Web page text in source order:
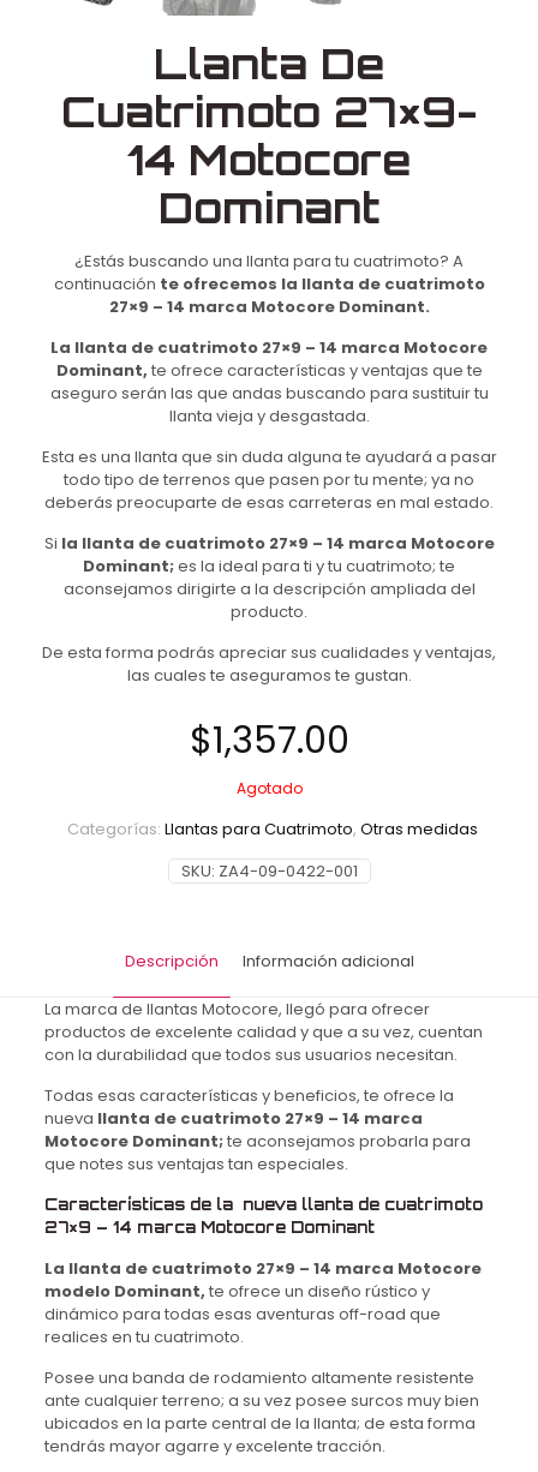
Llanta De
Cuatrimoto 27×9-
14 Motocore
Dominant
¿Estás buscando una llanta para tu cuatrimoto? A
continuación te ofrecemos la llanta de cuatrimoto
27×9 – 14 marca Motocore Dominant.
La llanta de cuatrimoto 27×9 – 14 marca Motocore
Dominant, te ofrece características y ventajas que te
aseguro serán las que andas buscando para sustituir tu
llanta vieja y desgastada.
Esta es una llanta que sin duda alguna te ayudará a pasar
todo tipo de terrenos que pasen por tu mente; ya no
deberás preocuparte de esas carreteras en mal estado.
Si la llanta de cuatrimoto 27×9 – 14 marca Motocore
Dominant; es la ideal para ti y tu cuatrimoto; te
aconsejamos dirigirte a la descripción ampliada del
producto.
De esta forma podrás apreciar sus cualidades y ventajas,
las cuales te aseguramos te gustan.
$1,357.00
Agotado
SKU: ZA4-09-0422-001
Categorías: Llantas para Cuatrimoto, Otras medidas
Descripción Información adicional
La marca de llantas Motocore, llegó para ofrecer
productos de excelente calidad y que a su vez, cuentan
con la durabilidad que todos sus usuarios necesitan.
Todas esas características y beneficios, te ofrece la
nueva llanta de cuatrimoto 27×9 – 14 marca
Motocore Dominant; te aconsejamos probarla para
que notes sus ventajas tan especiales.
Características de la nueva llanta de cuatrimoto
27×9 – 14 marca Motocore Dominant
La llanta de cuatrimoto 27×9 – 14 marca Motocore
modelo Dominant, te ofrece un diseño rústico y
dinámico para todas esas aventuras off-road que
realices en tu cuatrimoto.
Posee una banda de rodamiento altamente resistente
ante cualquier terreno; a su vez posee surcos muy bien
ubicados en la parte central de la llanta; de esta forma
tendrás mayor agarre y excelente tracción.